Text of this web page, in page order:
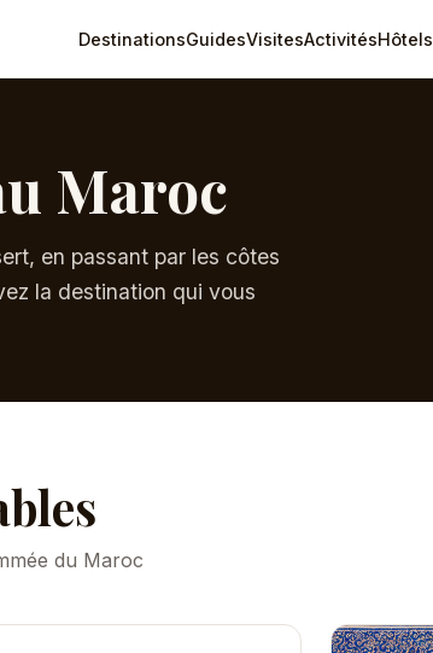
DestinationsGuidesVisitesActivitésHôtels
Maroc
en passant par les côtes
la destination qui vous
du Maroc